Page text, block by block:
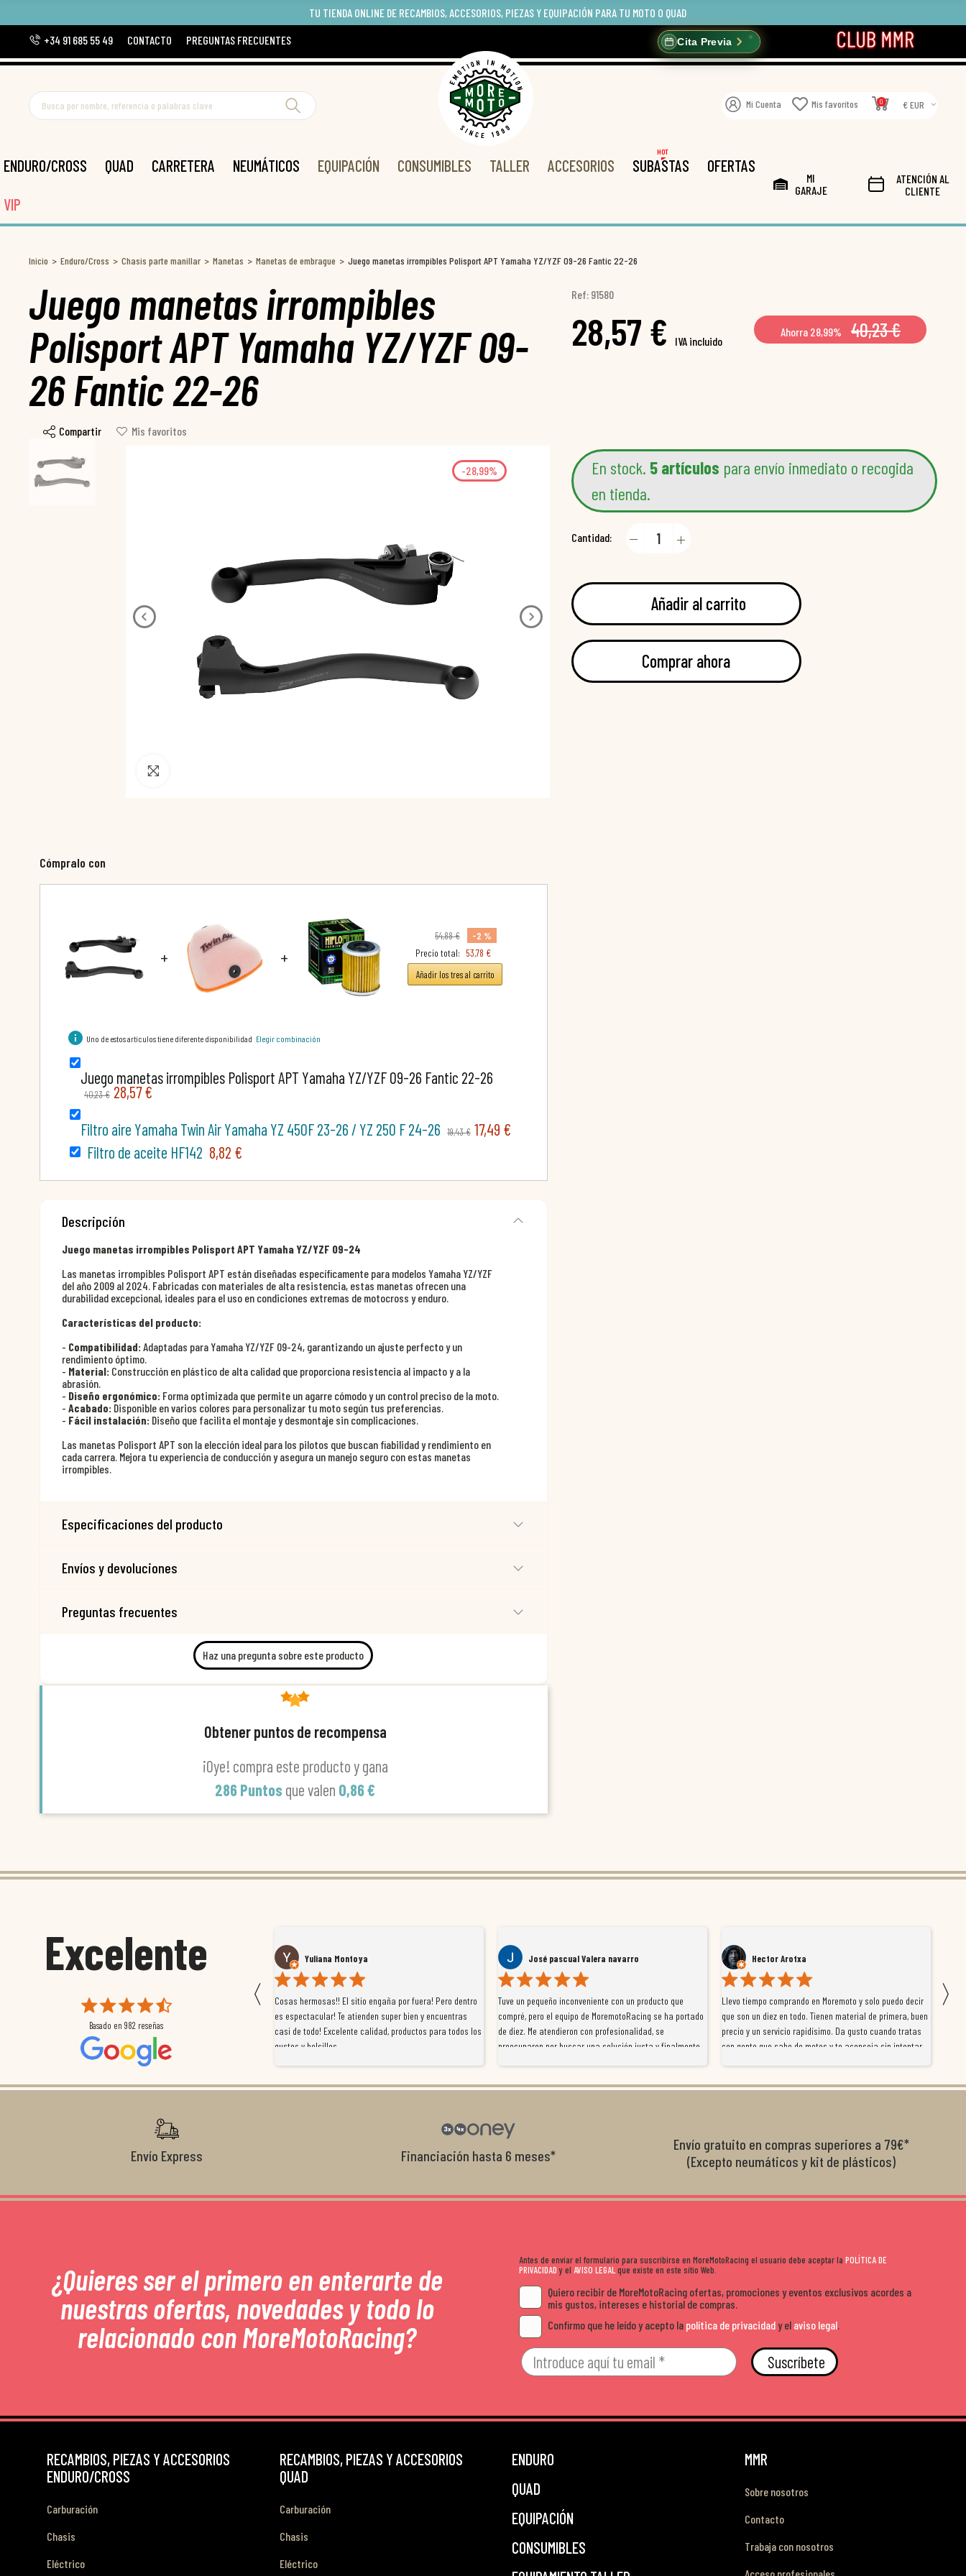
TU TIENDA ONLINE DE RECAMBIOS, ACCESORIOS, PIEZAS Y EQUIPACIÓN PARA TU MOTO O QUAD
+34 91 685 55 49
CONTACTO PREGUNTAS FRECUENTES Cita Previa
Mi Cuenta Mis favoritos 0 € EUR
ENDURO/CROSS QUAD CARRETERA NEUMÁTICOS EQUIPACIÓN CONSUMIBLES TALLER ACCESORIOS SUBASTAS
HOT
OFERTAS
VIP
MI
GARAJE
ATENCIÓN AL
CLIENTE
Inicio Enduro/Cross Chasis parte manillar Manetas Manetas de embrague Juego manetas irrompibles Polisport APT Yamaha YZ/YZF 09-26 Fantic 22-26
Juego manetas irrompibles
Polisport APT Yamaha YZ/YZF 09-
26 Fantic 22-26
Compartir Mis favoritos
Ref: 91580
28,57 € IVA incluido
Ahorra 28,99% 40,23 €
-28,99% En stock. 5 artículos para envío inmediato o recogida
en tienda.
Cantidad:
Añadir al carrito
Comprar ahora
Cómpralo con
+ +
54,88 €
-2 %
Precio total: 53,78 €
Añadir los tres al carrito
info Uno de estos artículos tiene diferente disponibilidad Elegir combinación
Juego manetas irrompibles Polisport APT Yamaha YZ/YZF 09-26 Fantic 22-26
40,23 € 28,57 €
Filtro aire Yamaha Twin Air Yamaha YZ 450F 23-26 / YZ 250 F 24-26
19,43 € 17,49 €
Filtro de aceite HF142 8,82 €
Descripción
Juego manetas irrompibles Polisport APT Yamaha YZ/YZF 09-24
Las manetas irrompibles Polisport APT están diseñadas específicamente para modelos Yamaha YZ/YZF
del año 2009 al 2024. Fabricadas con materiales de alta resistencia, estas manetas ofrecen una
durabilidad excepcional, ideales para el uso en condiciones extremas de motocross y enduro.
Características del producto:
- Compatibilidad: Adaptadas para Yamaha YZ/YZF 09-24, garantizando un ajuste perfecto y un
rendimiento óptimo.
- Material: Construcción en plástico de alta calidad que proporciona resistencia al impacto y a la
abrasión.
- Diseño ergonómico: Forma optimizada que permite un agarre cómodo y un control preciso de la moto.
- Acabado: Disponible en varios colores para personalizar tu moto según tus preferencias.
- Fácil instalación: Diseño que facilita el montaje y desmontaje sin complicaciones.
Las manetas Polisport APT son la elección ideal para los pilotos que buscan fiabilidad y rendimiento en
cada carrera. Mejora tu experiencia de conducción y asegura un manejo seguro con estas manetas
irrompibles.
Especificaciones del producto
Envíos y devoluciones
Preguntas frecuentes
Haz una pregunta sobre este producto
Obtener puntos de recompensa
¡Oye! compra este producto y gana
286 Puntos que valen 0,86 €
Excelente
Basado en 982 reseñas
〈
Susana García Luis
Magnífica atención al cliente. Tuvimos un pequeño
retraso en el pedido y desde el minuto uno se
preocuparon por ayudarnos en todo. Gracias a Sergio,
magnífico gestor... atento, amable, un servicio de 10.
Gracias de nuevo por todo!
Yuliana Montoya
Cosas hermosas!! El sitio engaña por fuera! Pero dentro
es espectacular! Te atienden super bien y encuentras
casi de todo! Excelente calidad, productos para todos los
gustos y bolsillos
José pascual Valera navarro
Tuve un pequeño inconveniente con un producto que
compré, pero el equipo de MoremotoRacing se ha portado
de diez. Me atendieron con profesionalidad, se
preocuparon por buscar una solución justa y finalmente
con el cliente, y me ofrecieron unas condiciones de
recomendables.
Hector Arotxa
Llevo tiempo comprando en Moremoto y solo puedo decir
que son un diez en todo. Tienen material de primera, buen
precio y un servicio rapidísimo. Da gusto cuando tratas
con gente que sabe de motos y te aconseja sin intentar
el cliente y que disfrutan lo que hacen. Si te gusta la
años
〉
Envío Express Financiación hasta 6 meses*
Envío gratuito en compras superiores a 79€*
(Excepto neumáticos y kit de plásticos)
¿Quieres ser el primero en enterarte de
nuestras ofertas, novedades y todo lo
relacionado con MoreMotoRacing?
Antes de enviar el formulario para suscribirse en MoreMotoRacing el usuario debe aceptar la POLÍTICA DE
PRIVACIDADy el AVISO LEGALque existe en este sitio Web.
Quiero recibir de MoreMotoRacing ofertas, promociones y eventos exclusivos acordes a
mis gustos, intereses e historial de compras.
Confirmo que he leído y acepto la política de privacidady el aviso legal
Suscríbete
RECAMBIOS, PIEZAS Y ACCESORIOS
ENDURO/CROSS
Carburación
Chasis
Eléctrico
RECAMBIOS, PIEZAS Y ACCESORIOS
QUAD
Carburación
Chasis
Eléctrico
ENDURO
QUAD
EQUIPACIÓN
CONSUMIBLES
MMR
Sobre nosotros
Contacto
Trabaja con nosotros